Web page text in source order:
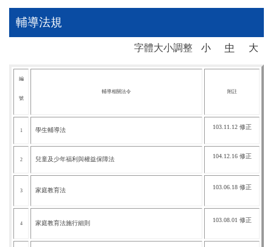
輔導法規
字體大小調整 小 中 大
編
號
輔導相關法令 附註
1 學生輔導法 103.11.12 修正
2 兒童及少年福利與權益保障法 104.12.16 修正
3 家庭教育法 103.06.18 修正
4 家庭教育法施行細則 103.08.01 修正